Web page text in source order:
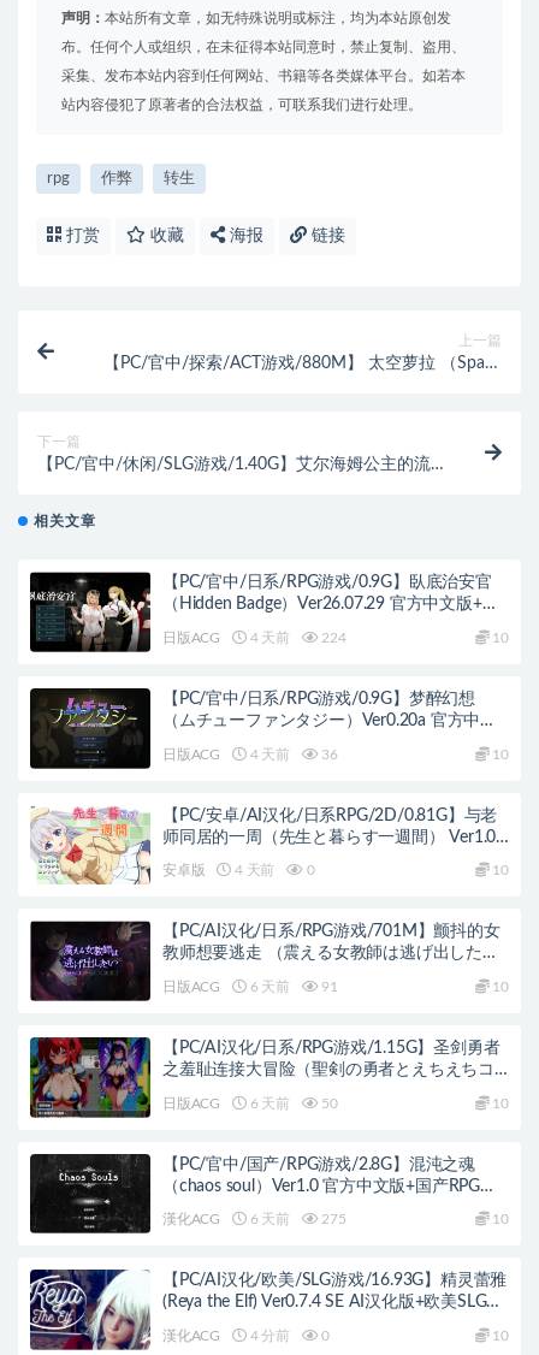
声明： 本站所有文章，如无特殊说明或标注，均为本站原创发
布。任何个人或组织，在未征得本站同意时，禁止复制、盗用、
采集、发布本站内容到任何网站、书籍等各类媒体平台。如若本
站内容侵犯了原著者的合法权益，可联系我们进行处理。
rpg 作弊 转生
打赏 收藏 海报 链接
上一篇
【PC/官中/探索/ACT游戏/880M】 太空萝拉 （Space
下一篇
【PC/官中/休闲/SLG游戏/1.40G】艾尔海姆公主的流
相关文章
【PC/官中/日系/RPG游戏/0.9G】臥底治安官
（Hidden Badge）Ver26.07.29 官方中文版+日
日版ACG 4 天前 224 10
【PC/官中/日系/RPG游戏/0.9G】梦醉幻想
（ムチューファンタジー）Ver0.20a 官方中文
日版ACG 4 天前 36 10
【PC/安卓/AI汉化/日系RPG/2D/0.81G】与老
师同居的一周（先生と暮らす一週間） Ver1.01
安卓版 4 天前 0 10
【PC/AI汉化/日系/RPG游戏/701M】颤抖的女
教师想要逃走 （震える女教師は逃げ出した
い）Ver1.1.2 AI汉化版+日系RPG游戏+701M
日版ACG 6 天前 91 10
【PC/AI汉化/日系/RPG游戏/1.15G】圣剑勇者
之羞耻连接大冒险（聖剣の勇者とえちえちコ
ネクトバトル！）Ver1.02 AI汉化版+日系RPG
游戏+1.15G
日版ACG 6 天前 50 10
【PC/官中/国产/RPG游戏/2.8G】混沌之魂
（chaos soul）Ver1.0 官方中文版+国产RPG游
漢化ACG 6 天前 275 10
【PC/AI汉化/欧美/SLG游戏/16.93G】精灵蕾雅
(Reya the Elf) Ver0.7.4 SE AI汉化版+欧美SLG游
漢化ACG 4 分前 0 10